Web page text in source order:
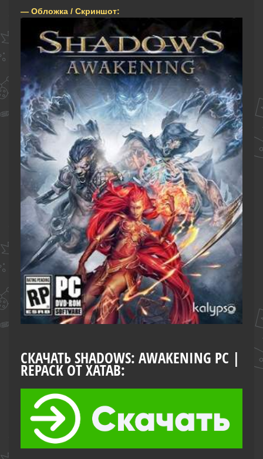
— Обложка / Скриншот:
СКАЧАТЬ SHADOWS: AWAKENING PC |
REPACK ОТ XATAB: